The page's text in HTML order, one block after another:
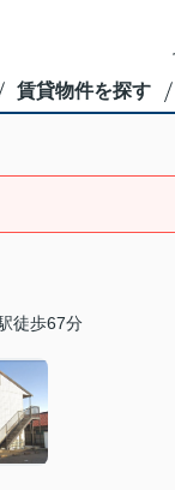
賃貸物件を探す
徒歩67分